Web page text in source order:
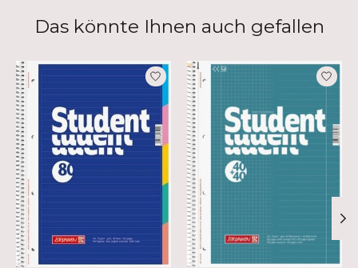
Das könnte Ihnen auch gefallen
Produkt-Karussell-Artikel